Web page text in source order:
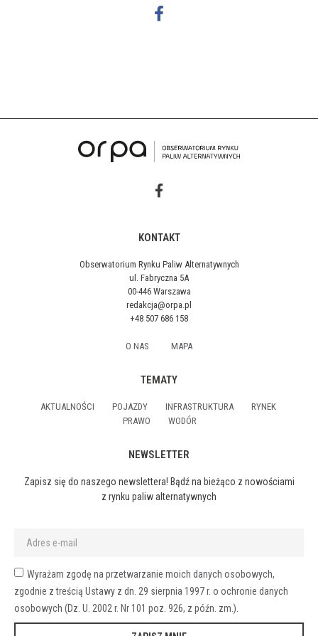
KONTAKT
Obserwatorium Rynku Paliw Alternatywnych
ul. Fabryczna 5A
00-446 Warszawa
redakcja@orpa.pl
+48 507 686 158
O NAS MAPA
TEMATY
AKTUALNOŚCI POJAZDY INFRASTRUKTURA
RYNEK
PRAWO
WODÓR
NEWSLETTER
Zapisz się do naszego newslettera! Bądź na bieżąco z nowościami
z rynku paliw alternatywnych
Wyrażam zgodę na przetwarzanie moich danych osobowych,
zgodnie z treścią Ustawy z dn. 29 sierpnia 1997 r. o ochronie danych
osobowych (Dz. U. 2002 r. Nr 101 poz. 926, z późn. zm.).